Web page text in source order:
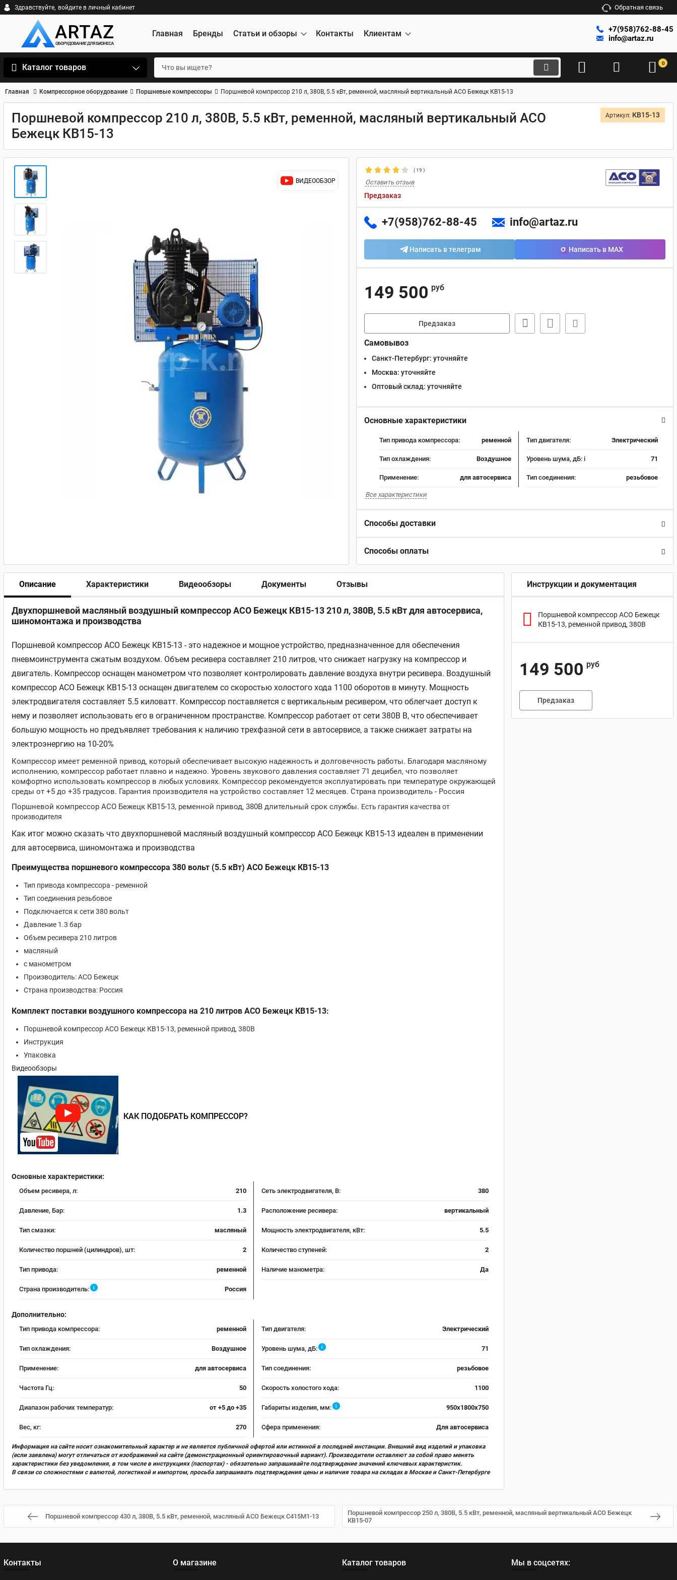
Здравствуйте, войдите в личный кабинет Обратная связь
Главная Бренды Статьи и обзоры Контакты Клиентам
+7(958)762-88-45
info@artaz.ru
Каталог товаров 0
Главная Компрессорное оборудование Поршневые компрессоры Поршневой компрессор 210 л, 380В, 5.5 кВт, ременной, масляный вертикальный АСО Бежецк КВ15-13
Поршневой компрессор 210 л, 380В, 5.5 кВт, ременной, масляный вертикальный АСО
Бежецк КВ15-13
Артикул: КВ15-13
ВИДЕООБЗОР
(19 )
Оставить отзыв
Предзаказ
+7(958)762-88-45 info@artaz.ru
Написать в телеграм Написать в MAX
149 500 руб
Предзаказ
Самовывоз
Санкт-Петербург: уточняйте
Москва: уточняйте
Оптовый склад: уточняйте
Основные характеристики
Тип привода компрессора: ременной Тип двигателя: Электрический
Тип охлаждения: Воздушное Уровень шума, дБ: i 71
Применение: для автосервиса Тип соединения: резьбовое
Все характеристики
Способы доставки
Способы оплаты
Описание Характеристики Видеообзоры Документы Отзывы
Двухпоршневой масляный воздушный компрессор АСО Бежецк КВ15-13 210 л, 380В, 5.5 кВт для автосервиса,
шиномонтажа и производства
Поршневой компрессор АСО Бежецк КВ15-13 - это надежное и мощное устройство, предназначенное для обеспечения
пневмоинструмента сжатым воздухом. Объем ресивера составляет 210 литров, что снижает нагрузку на компрессор и
двигатель. Компрессор оснащен манометром что позволяет контролировать давление воздуха внутри ресивера. Воздушный
компрессор АСО Бежецк КВ15-13 оснащен двигателем со скоростью холостого хода 1100 оборотов в минуту. Мощность
электродвигателя составляет 5.5 киловатт. Компрессор поставляется с вертикальным ресивером, что облегчает доступ к
нему и позволяет использовать его в ограниченном пространстве. Компрессор работает от сети 380В В, что обеспечивает
большую мощность но предъявляет требования к наличию трехфазной сети в автосервисе, а также снижает затраты на
электроэнергию на 10-20%
Компрессор имеет ременной привод, который обеспечивает высокую надежность и долговечность работы. Благодаря масляному
исполнению, компрессор работает плавно и надежно. Уровень звукового давления составляет 71 децибел, что позволяет
комфортно использовать компрессор в любых условиях. Компрессор рекомендуется эксплуатировать при температуре окружающей
среды от +5 до +35 градусов. Гарантия производителя на устройство составляет 12 месяцев. Страна производитель - Россия
Поршневой компрессор АСО Бежецк КВ15-13, ременной привод, 380В длительный срок службы. Есть гарантия качества от
производителя
Как итог можно сказать что двухпоршневой масляный воздушный компрессор АСО Бежецк КВ15-13 идеален в применении
для автосервиса, шиномонтажа и производства
Преимущества поршневого компрессора 380 вольт (5.5 кВт) АСО Бежецк КВ15-13
Тип привода компрессора - ременной
Тип соединения резьбовое
Подключается к сети 380 вольт
Давление 1.3 бар
Объем ресивера 210 литров
масляный
с манометром
Производитель: АСО Бежецк
Страна производства: Россия
Комплект поставки воздушного компрессора на 210 литров АСО Бежецк КВ15-13:
Поршневой компрессор АСО Бежецк КВ15-13, ременной привод, 380В
Инструкция
Упаковка
Видеообзоры
КАК ПОДОБРАТЬ КОМПРЕССОР?
Основные характеристики:
Объем ресивера, л: 210 Сеть электродвигателя, В: 380
Давление, Бар: 1.3 Расположение ресивера: вертикальный
Тип смазки: масляный Мощность электродвигателя, кВт: 5.5
Количество поршней (цилиндров), шт: 2 Количество ступеней: 2
Тип привода: ременной Наличие манометра: Да
Страна производитель: i Россия
Дополнительно:
Тип привода компрессора: ременной Тип двигателя: Электрический
Тип охлаждения: Воздушное Уровень шума, дБ: i 71
Применение: для автосервиса Тип соединения: резьбовое
Частота Гц: 50 Скорость холостого хода: 1100
Диапазон рабочих температур: от +5 до +35 Габариты изделия, мм: i 950x1800x750
Вес, кг: 270 Сфера применения: Для автосервиса
Информация на сайте носит ознакомительный характер и не является публичной офертой или истинной в последней инстанции. Внешний вид изделий и упаковка
(если заявлена) могут отличаться от изображений на сайте (демонстрационный ориентировочный вариант). Производители оставляют за собой право менять
характеристики без уведомления, в том числе в инструкциях (паспортах) - обязательно запрашивайте подтверждение значений ключевых характеристик.
В связи со сложностями с валютой, логистикой и импортом, просьба запрашивать подтверждения цены и наличия товара на складах в Москве и Санкт-Петербурге
Инструкции и документация
Поршневой компрессор АСО Бежецк
КВ15-13, ременной привод, 380В
149 500 руб
Предзаказ
Поршневой компрессор 430 л, 380В, 5.5 кВт, ременной, масляный АСО Бежецк С415М1-13
Поршневой компрессор 250 л, 380В, 5.5 кВт, ременной, масляный вертикальный АСО Бежецк
КВ15-07
Контакты О магазине Каталог товаров Мы в соцсетях: